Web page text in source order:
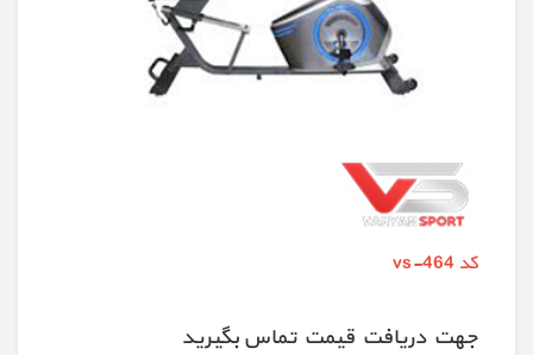
کد vs-464
جهت دريافت قيمت تماس بگيريد